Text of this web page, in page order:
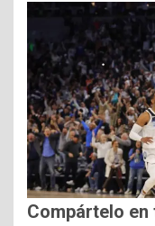
Compártelo en